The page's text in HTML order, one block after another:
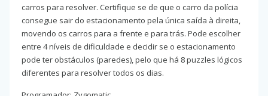
carros para resolver. Certifique se de que o carro da polícia
consegue sair do estacionamento pela única saída à direita,
movendo os carros para a frente e para trás. Pode escolher
entre 4 níveis de dificuldade e decidir se o estacionamento
pode ter obstáculos (paredes), pelo que há 8 puzzles lógicos
diferentes para resolver todos os dias.